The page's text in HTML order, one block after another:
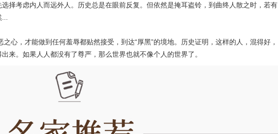
择考虑内人而远外人。历史总是在眼前反复。但依然是掩耳盗铃，到曲终人散之时，若有
心，才能做到任何羞辱都贴然接受，到达“厚黑”的境地。历史证明，这样的人，混得好，
来。如果人人都没有了尊严，那么世界也就不像个人的世界了。